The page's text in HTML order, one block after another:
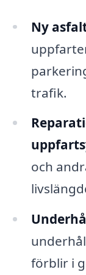
Ny
trafik.
och
förblir i